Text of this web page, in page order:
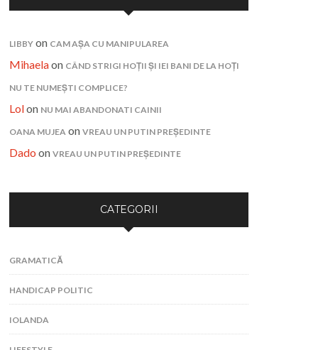
LIBBY on CAM AȘA CU MANIPULAREA
Mihaelaon CÂND STRIGI HOȚII ȘI IEI BANI DE LA HOȚI
NU TE NUMEȘTI COMPLICE?
Lolon NU MAI ABANDONATI CAINII
OANA MUJEA onVREAU UN PUTIN PREȘEDINTE
Dado onVREAU UN PUTIN PREȘEDINTE
CATEGORII
GRAMATICĂ
HANDICAP POLITIC
IOLANDA